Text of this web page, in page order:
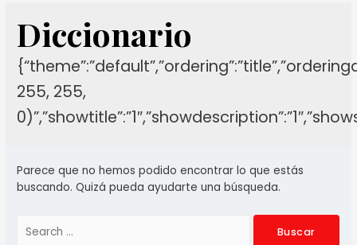
Diccionario
255, 255,
Parece que no hemos podido encontrar lo que estás
buscando. Quizá pueda ayudarte una búsqueda.